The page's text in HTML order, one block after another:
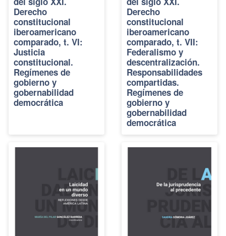
Derecho
constitucional
iberoamericano
comparado, t. VI:
Justicia
constitucional.
Regímenes de
gobierno y
gobernabilidad
democrática
Derecho
constitucional
iberoamericano
comparado, t. VII:
Federalismo y
descentralización.
Responsabilidades
compartidas.
Regímenes de
gobierno y
gobernabilidad
democrática